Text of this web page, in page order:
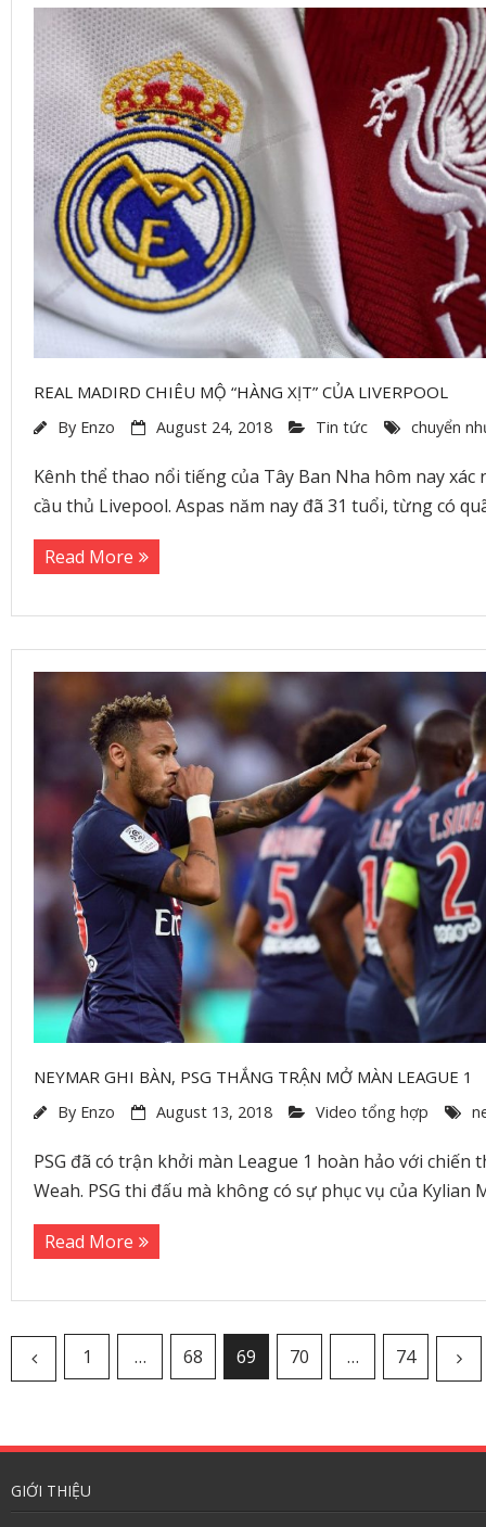
REAL MADIRD CHIÊU MỘ “HÀNG XỊT” CỦA LIVERPOOL
By Enzo August 24, 2018 Tin tức chuyển
Kênh thể thao nổi tiếng của Tây Ban Nha hôm nay
cầu thủ Livepool. Aspas năm nay đã 31 tuổi, từng có
Read More
NEYMAR GHI BÀN, PSG THẮNG TRẬN MỞ MÀN LEAGUE 1
By Enzo August 13, 2018 Video tổng hợp
PSG đã có trận khởi màn League 1 hoàn hảo với
Weah. PSG thi đấu mà không có sự phục vụ của
Read More
1 … 68 69 70 … 74
GIỚI THIỆU